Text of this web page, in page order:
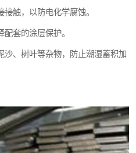
触，以防电化学腐蚀。
套的涂层保护。
沙、树叶等杂物，防止潮湿蓄积加